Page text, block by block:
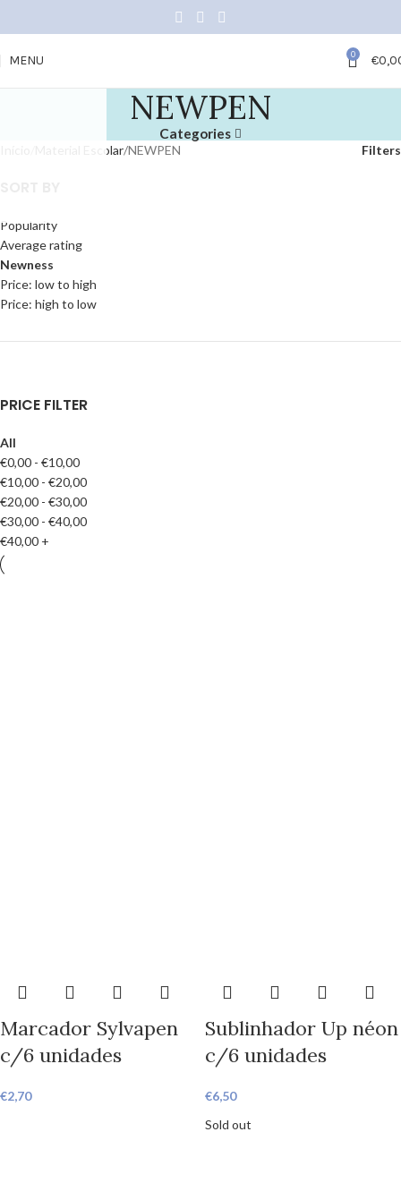
MENU 0 €
NEWPEN
Categories
Material Escolar NEWPEN Filters
Popularity
Average rating
Newness
Price: low to high
Price: high to low
PRICE FILTER
All
€0,00 - €10,00
€10,00 - €20,00
€20,00 - €30,00
€30,00 - €40,00
€40,00 +
Marcador Sylvapen
c/6 unidades
€2,70
Sublinhador Up néon
c/6 unidades
€6,50
Sold out